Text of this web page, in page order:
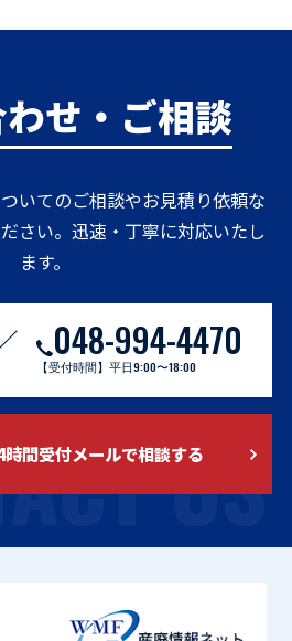
せ・ご相談
いてのご相談やお見積り依頼な
さい。迅速・丁寧に対応いたし
ます。
US
048-994-4470
【受付時間】平日9:00〜18:00
時間受付メールで相談する